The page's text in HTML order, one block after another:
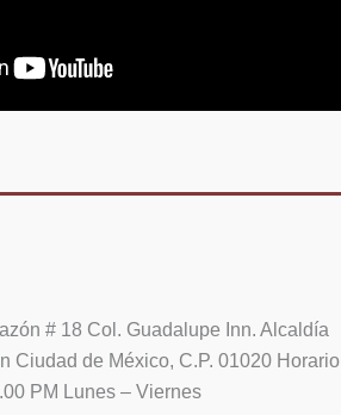
# 18 Col. Guadalupe Inn. Alcaldía
Ciudad de México, C.P. 01020 Horario
PM Lunes – Viernes